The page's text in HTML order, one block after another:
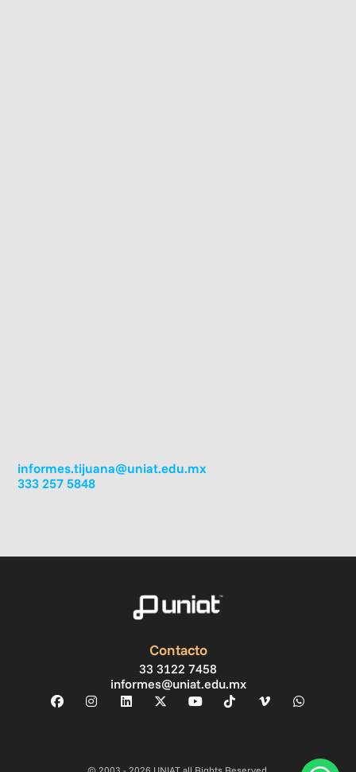
informes.tijuana@uniat.edu.mx
333 257 5848
Contacto
33 3122 7458
informes@uniat.edu.mx